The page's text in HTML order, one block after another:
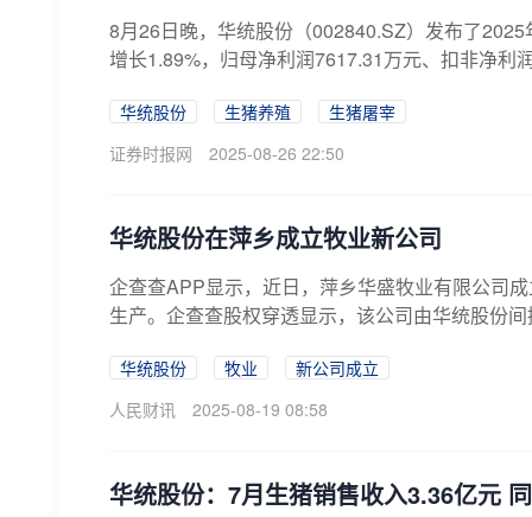
8月26日晚，华统股份（002840.SZ）发布了
增长1.89%，归母净利润7617.31万元、扣非净利
华统股份 生猪养殖
生猪屠宰
证券时报网
2025-08-26 22:50
华统股份在萍乡成立牧业新公司
企查查APP显示，近日，萍乡华盛牧业有限公司
生产。企查查股权穿透显示，该公司由华统股份
华统股份 牧业
新公司成立
人民财讯
2025-08-19 08:58
华统股份：7月生猪销售收入3.36亿元